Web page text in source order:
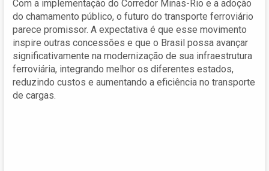
Com a implementação do Corredor Minas-Rio e a adoção
do chamamento público, o futuro do transporte ferroviário
parece promissor. A expectativa é que esse movimento
inspire outras concessões e que o Brasil possa avançar
significativamente na modernização de sua infraestrutura
ferroviária, integrando melhor os diferentes estados,
reduzindo custos e aumentando a eficiência no transporte
de cargas.